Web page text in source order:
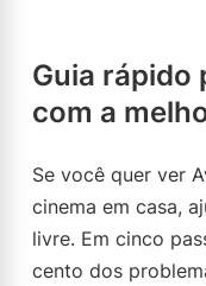
Guia rápido
com a
Se você quer ver
cinema em casa,
livre. Em cinco
cento dos